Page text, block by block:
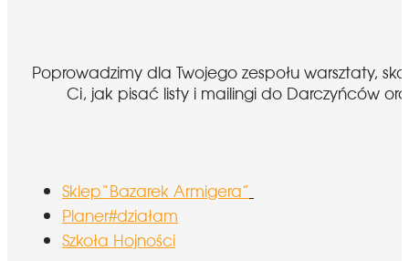
Poprowadzimy dla Twojego zespołu warsztaty,
Ci, jak pisać listy i mailingi do Darczyńców
Sklep“Bazarek Armigera”
Planer#działam
Szkoła Hojności